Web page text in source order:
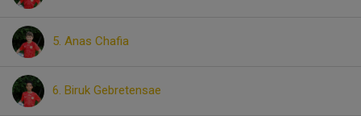
5. Anas Chafia
6. Biruk Gebretensae